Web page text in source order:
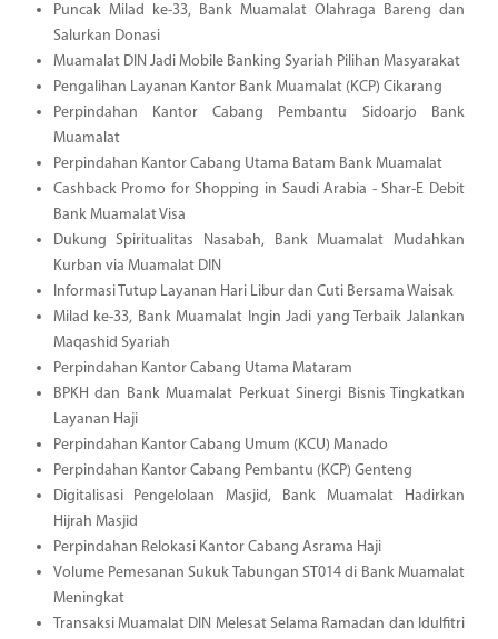
Puncak Milad ke-33, Bank Muamalat Olahraga Bareng dan
Salurkan Donasi
Muamalat DIN Jadi Mobile Banking Syariah Pilihan Masyarakat
Pengalihan Layanan Kantor Bank Muamalat (KCP) Cikarang
Perpindahan Kantor Cabang Pembantu Sidoarjo Bank
Muamalat
Perpindahan Kantor Cabang Utama Batam Bank Muamalat
Cashback Promo for Shopping in Saudi Arabia - Shar-E Debit
Bank Muamalat Visa
Dukung Spiritualitas Nasabah, Bank Muamalat Mudahkan
Kurban via Muamalat DIN
Informasi Tutup Layanan Hari Libur dan Cuti Bersama Waisak
Milad ke-33, Bank Muamalat Ingin Jadi yang Terbaik Jalankan
Maqashid Syariah
Perpindahan Kantor Cabang Utama Mataram
BPKH dan Bank Muamalat Perkuat Sinergi Bisnis Tingkatkan
Layanan Haji
Perpindahan Kantor Cabang Umum (KCU) Manado
Perpindahan Kantor Cabang Pembantu (KCP) Genteng
Digitalisasi Pengelolaan Masjid, Bank Muamalat Hadirkan
Hijrah Masjid
Perpindahan Relokasi Kantor Cabang Asrama Haji
Volume Pemesanan Sukuk Tabungan ST014 di Bank Muamalat
Meningkat
Transaksi Muamalat DIN Melesat Selama Ramadan dan Idulfitri